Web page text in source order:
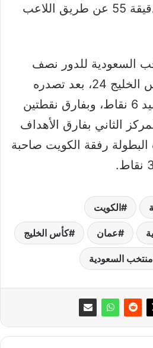
تقليص النتيجة في الدقيقة 55 عن طريق اللاعب
السعودية للدور نصف
النهائي من بطولة كأس الخليج 24، بعد تصدره
للمجموعة الثانية برصيد 6 نقاط، وبفارق نقطتين
الثاني بفارق الأهداف
رفقة الكويت صاحبة
الكويت
عمان كأس الخليج
منتخب السعودية